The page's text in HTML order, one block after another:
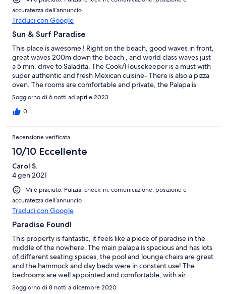
accuratezza dell’annuncio
Traduci con Google
Sun & Surf Paradise
This place is awesome ! Right on the beach, good waves in front,
great waves 200m down the beach , and world class waves just
a 5 min. drive to Saladita. The Cook/Housekeeper is a must with
super authentic and fresh Mexican cuisine- There is also a pizza
oven. The rooms are comfortable and private, the Palapa is
perfect for chilling. Great pool for relaxing as well. This place is
very private. Our group never wanted to leave this Paradise.
Soggiorno di 6 notti ad aprile 2023
0
Recensione verificata
10/10 Eccellente
Carol S.
4 gen 2021
Mi è piaciuto: Pulizia, check-in, comunicazione, posizione e
accuratezza dell’annuncio
Traduci con Google
Paradise Found!
This property is fantastic, it feels like a piece of paradise in the
middle of the nowhere. The main palapa is spacious and has lots
of different seating spaces, the pool and lounge chairs are great
and the hammock and day beds were in constant use! The
bedrooms are well appointed and comfortable, with air
conditioning and amenities. The surf break at La Saladita is
Soggiorno di 8 notti a dicembre 2020